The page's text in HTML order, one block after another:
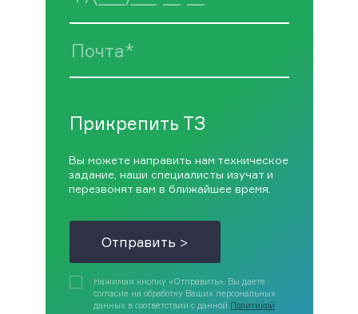
Прикрепить ТЗ
Вы можете направить нам техническое
задание, наши специалисты изучат и
перезвонят вам в ближайшее время.
Отправить >
Нажимая кнопку «Отправить», Вы даете
согласие на обработку Ваших персональных
данных в соответствии с данной Политикой